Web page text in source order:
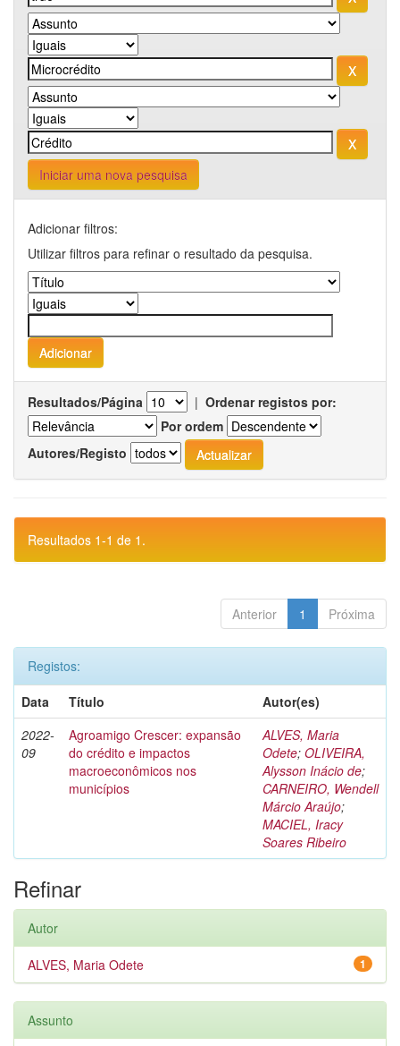
Iniciar uma nova pesquisa
Adicionar filtros:
Utilizar filtros para refinar o resultado da pesquisa.
Resultados/Página | Ordenar registos por:
Por ordem
Autores/Registo
Resultados 1-1 de 1.
Anterior 1 Próxima
Registos:
Data
Título
Autor(es)
2022-
09
Agroamigo Crescer: expansão
do crédito e impactos
macroeconômicos nos
municípios
ALVES, Maria
Odete; OLIVEIRA,
Alysson Inácio de;
CARNEIRO, Wendell
Márcio Araújo;
MACIEL, Iracy
Soares Ribeiro
Refinar
Autor
1
ALVES, Maria Odete
Assunto